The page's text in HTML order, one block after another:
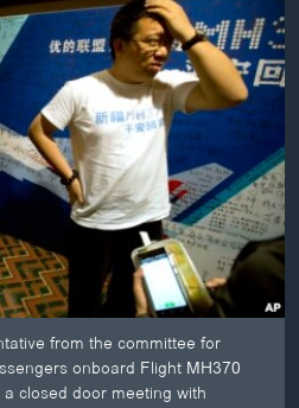
from the committee for
onboard Flight MH370
closed door meeting with